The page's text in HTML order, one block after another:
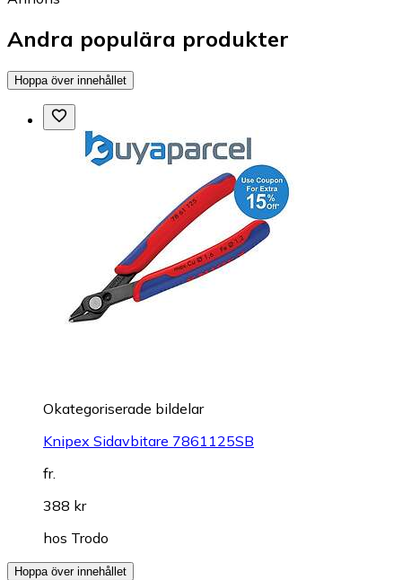
Andra populära produkter
Hoppa över innehållet
Okategoriserade bildelar
Knipex Sidavbitare 7861125SB
fr.
388 kr
hos Trodo
Hoppa över innehållet